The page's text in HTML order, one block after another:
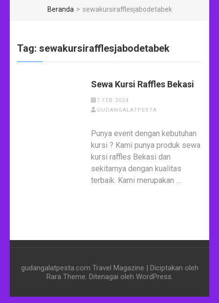
Beranda > sewakursirafflesjabodetabek
Tag: sewakursirafflesjabodetabek
Sewa Kursi Raffles Bekasi
7 FEB 2024
GUDANGALATPESTA
Punya event dengan kebutuhan
kursi ? Kami punya produk sewa
kursi raffles Bekasi dan
sekitarnya dengan kualitas
terbaik. Kami merupakan …
gudangalatpesta.com Travel Magazine | Diciptakan oleh
Rara Theme . Ditenagai oleh WordPress